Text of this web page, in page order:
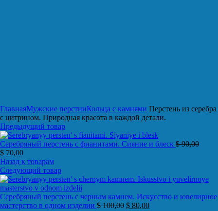
ГлавнаяМужские перстниКольца с камнями Перстень из серебра
с цитрином. Природная красота в каждой детали.
Предыдущий товар
Серебряный перстень с фианитами. Сияние и блеск $90,00
$ 70,00
Назад к товарам
Следующий товар
Серебряный перстень с черным камнем. Искусство и ювелирное
мастерство в одном изделии $100,00 $ 80,00